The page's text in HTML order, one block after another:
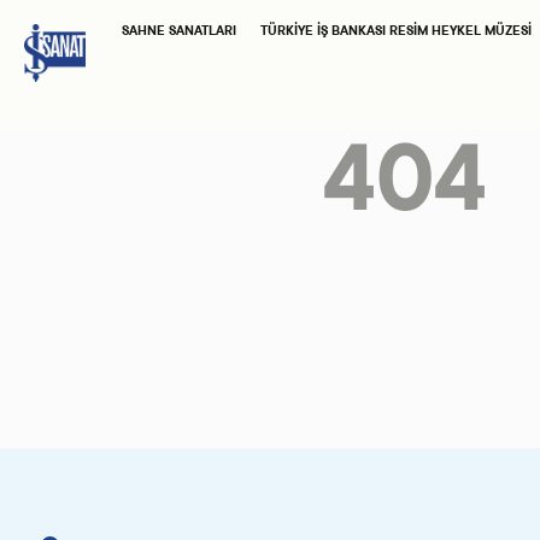
SAHNE SANATLARI TÜRKIYE İŞ BANKASI RESIM HEYKEL MÜZESI
404